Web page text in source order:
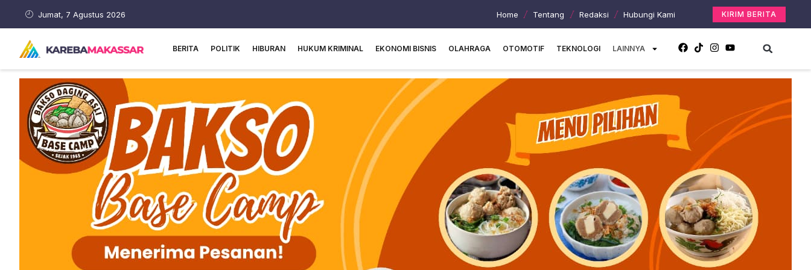
Jumat, 7 Agustus 2026 Home Tentang Redaksi Hubungi Kami KIRIM BERITA
BERITA POLITIK HIBURAN HUKUM KRIMINAL EKONOMI BISNIS OLAHRAGA OTOMOTIF TEKNOLOGI LAINNYA